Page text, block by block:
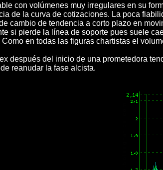
con volúmenes muy irregulares en su
de la curva de cotizaciones. La poca
cambio de tendencia a corto plazo en
si pierde la línea de soporte pues suele
en todas las figuras chartistas el
después del inicio de una prometedora
reanudar la fase alcista.